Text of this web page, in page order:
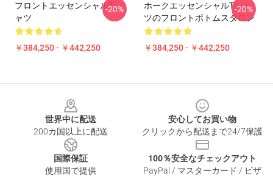
フロントエッセンシャルTシ
ャツ
￥384,250 - ￥442,250
-20%
ホークエッセンシャルTシャ
ツのフロントボトムスタロン
￥384,250 - ￥442,250
-20%
世界中に配送
200カ国以上に配送
安心してお買い物
クリックから配送まで24/7保護
国際保証
使用国で提供
100％安全なチェックアウト
PayPal / マスターカード / ビザ